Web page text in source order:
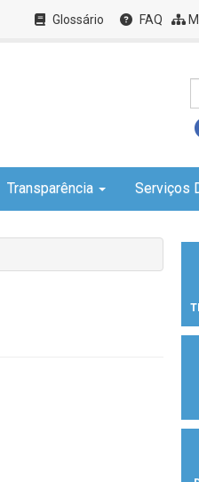
Glossário FAQ
Transparência Serviços